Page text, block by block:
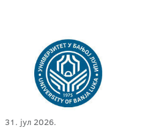
31. јул 2026.